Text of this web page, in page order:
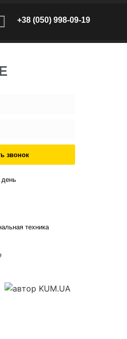
+38 (050) 998-09-19
звонок
день
техника